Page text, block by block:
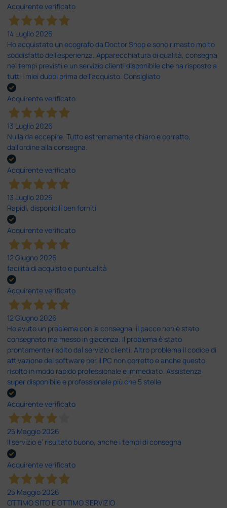
Acquirente verificato
14 Luglio 2026
Ho acquistato un ecografo da Doctor Shop e sono rimasto molto
soddisfatto dell'esperienza. Apparecchiatura di qualità, consegna
nei tempi previsti e un servizio clienti disponibile che ha risposto a
tutti i miei dubbi prima dell'acquisto. Consigliato
Acquirente verificato
13 Luglio 2026
Nulla da eccepire. Tutto estremamente chiaro e corretto,
dall’ordine alla consegna.
Acquirente verificato
13 Luglio 2026
Rapidi, disponibili ben forniti
Acquirente verificato
12 Giugno 2026
facilità di acquisto e puntualità
Acquirente verificato
12 Giugno 2026
Ho avuto un problema con la consegna, il pacco non è stato
consegnato ma messo in giacenza. Il problema è stato
prontamente risolto dal servizio clienti. Altro problema il codice di
attivazione del software per il PC non corretto e anche questo
risolto in modo rapido professionale e immediato. Assistenza
super disponibile e professionale più che 5 stelle
Acquirente verificato
25 Maggio 2026
Il servizio e’ risultato buono, anche i tempi di consegna
Acquirente verificato
25 Maggio 2026
OTTIMO SITO E OTTIMO SERVIZIO